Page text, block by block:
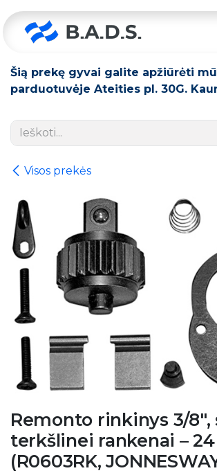
Šią prekę gyvai galite apžiūrėti
parduotuvėje Ateities pl. 30G.
Visos prekės
Remonto rinkinys 3/8",
terkšlinei rankenai –
(R0603RK,